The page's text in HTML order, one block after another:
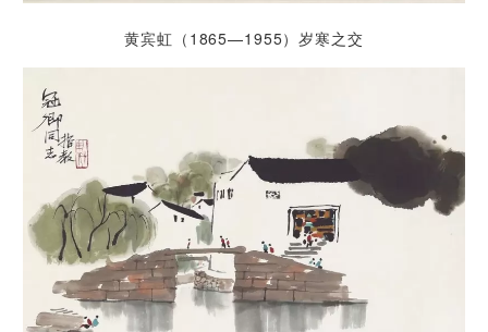
黄宾虹（1865—1955）岁寒之交